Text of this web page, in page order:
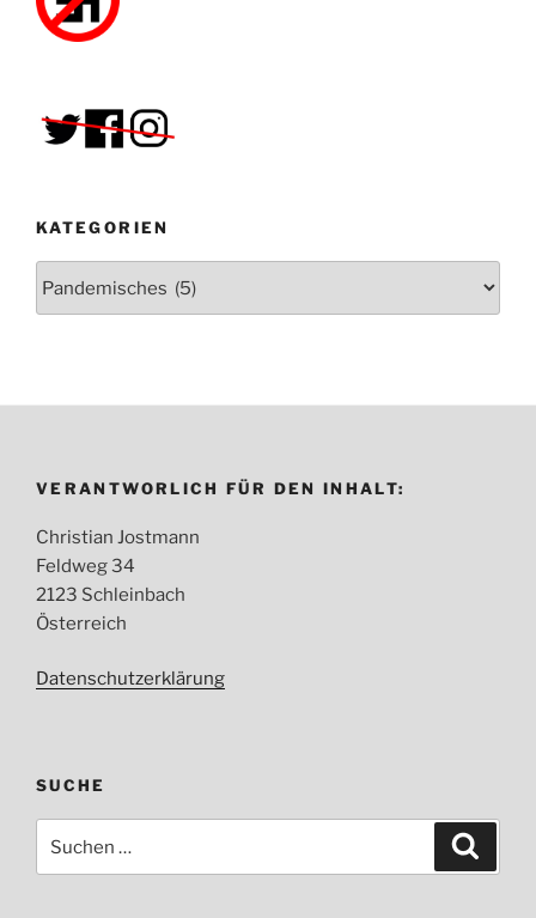
KATEGORIEN
VERANTWORLICH FÜR DEN INHALT:
Christian Jostmann
Feldweg 34
2123 Schleinbach
Österreich
Datenschutzerklärung
SUCHE
nach: